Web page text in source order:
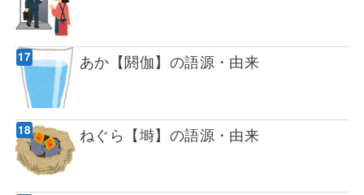
あか【閼伽】の語源・由来
ねぐら【塒】の語源・由来